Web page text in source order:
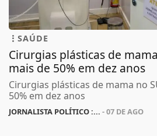
SAÚDE
Cirurgias plásticas de
mais de 50% em dez anos
Cirurgias plásticas de mama no
50% em dez anos
JORNALISTA POLÍTICO :... - 07 DE AGO